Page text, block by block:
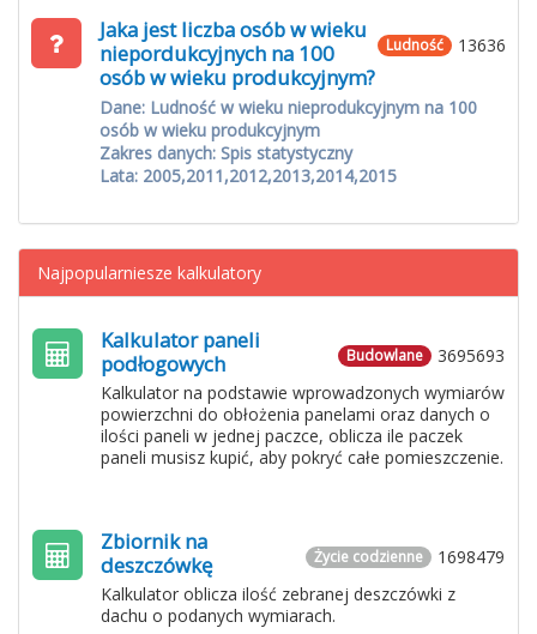
13636
Ludność
Jaka jest liczba osób w wieku
niepordukcyjnych na 100
osób w wieku produkcyjnym?
Dane: Ludność w wieku nieprodukcyjnym na 100
osób w wieku produkcyjnym
Zakres danych: Spis statystyczny
Lata: 2005,2011,2012,2013,2014,2015
Najpopularniesze kalkulatory
3695693
Budowlane
Kalkulator paneli
podłogowych
Kalkulator na podstawie wprowadzonych wymiarów
powierzchni do obłożenia panelami oraz danych o
ilości paneli w jednej paczce, oblicza ile paczek
paneli musisz kupić, aby pokryć całe pomieszczenie.
1698479
Życie codzienne
Zbiornik na
deszczówkę
Kalkulator oblicza ilość zebranej deszczówki z
dachu o podanych wymiarach.